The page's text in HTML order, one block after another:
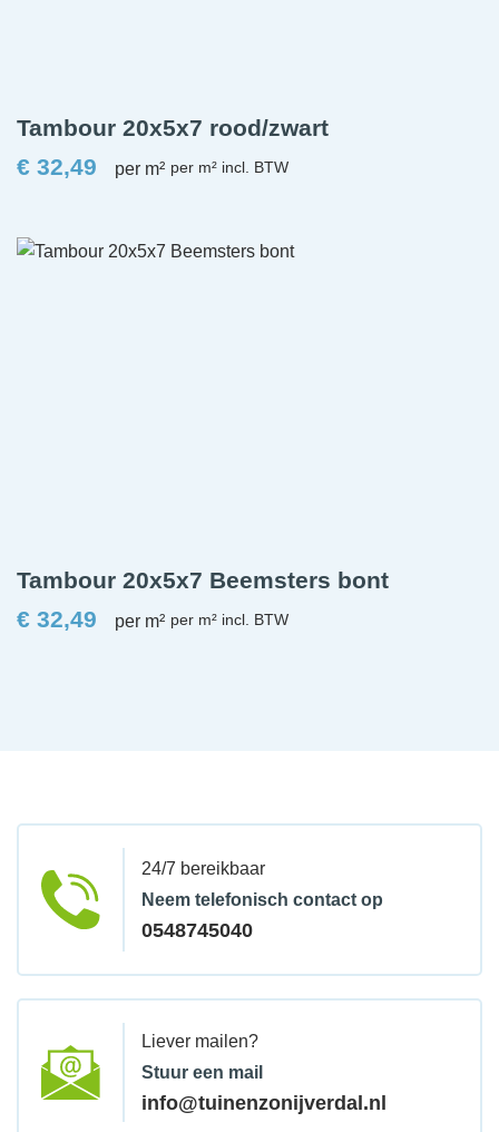
Tambour 20x5x7 rood/zwart
€ 32,49 per m²
Tambour 20x5x7 Beemsters bont
€ 32,49 per m²
24/7 bereikbaar
Neem telefonisch contact op
0548745040
Liever mailen?
Stuur een mail
info@tuinenzonijverdal.nl